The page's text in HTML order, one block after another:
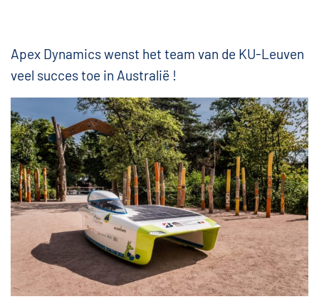
Apex Dynamics wenst het team van de KU-Leuven
veel succes toe in Australië !